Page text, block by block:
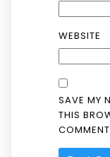
WEBSITE
SAVE MY
THIS